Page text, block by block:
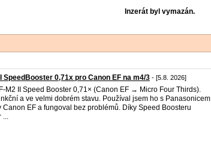
Inzerát byl vymazán.
SpeedBooster 0,71x pro Canon EF na m4/3 - [5.8. 2026]
M2 II Speed Booster 0,71× (Canon EF → Micro Four Thirds).
a ve velmi dobrém stavu. Používal jsem ho s Panasonicem
Canon EF a fungoval bez problémů. Díky Speed Boosteru
...